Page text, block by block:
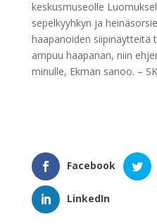
keskusmuseolle
sepelkyyhkyn ja
haapanoiden siipinäytteitä
ampuu haapanan, niin
minulle, Ekman sanoo. – SK
Facebook
LinkedIn